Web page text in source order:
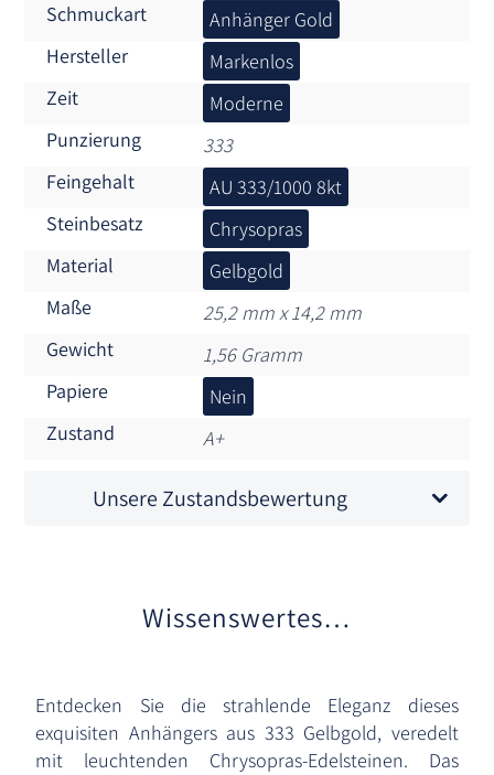
Schmuckart
Anhänger Gold
Hersteller
Markenlos
Zeit
Moderne
Punzierung
333
Feingehalt
AU 333/1000 8kt
Steinbesatz
Chrysopras
Material
Gelbgold
Maße
25,2 mm x 14,2 mm
Gewicht
1,56 Gramm
Papiere
Nein
Zustand
A+
Unsere Zustandsbewertung
Wissenswertes…
Entdecken Sie die strahlende Eleganz dieses
exquisiten Anhängers aus 333 Gelbgold, veredelt
mit leuchtenden Chrysopras-Edelsteinen. Das